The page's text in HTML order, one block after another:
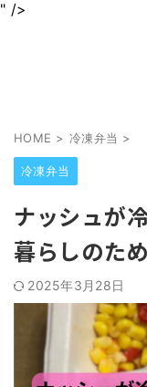
" />
HOME > 冷凍弁当 >
冷凍弁当
ナッシュが
暮らしのた
2025年3月28日